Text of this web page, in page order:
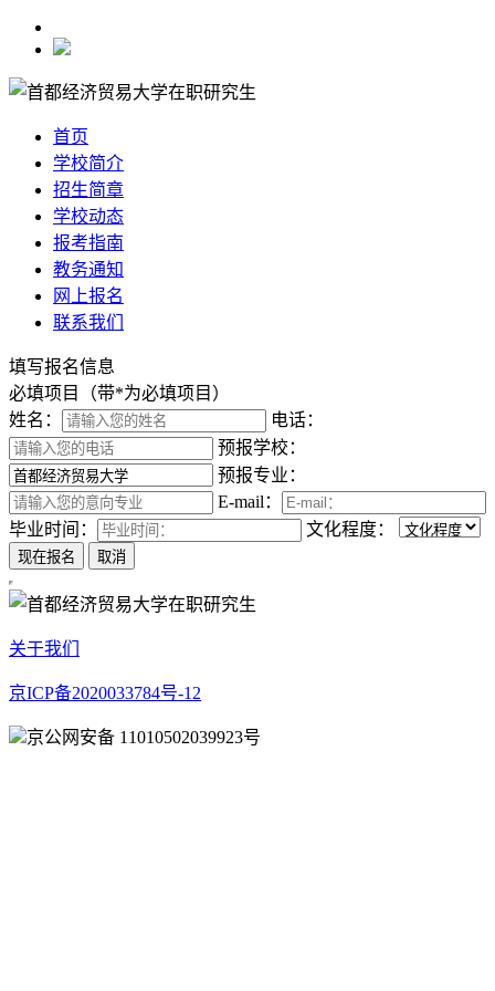
首页
学校简介
招生简章
学校动态
报考指南
教务通知
网上报名
联系我们
填写报名信息
必填项目（带*为必填项目）
姓名：
电话：
预报学校：
预报专业：
E-mail：
毕业时间：
文化程度：
关于我们
京ICP备2020033784号-12
京公网安备 11010502039923号